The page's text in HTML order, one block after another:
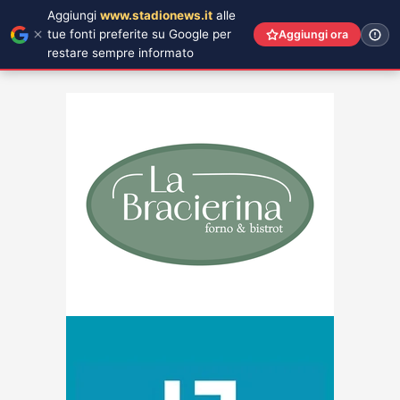
Aggiungi www.stadionews.it alle
tue fonti preferite su Google per
restare sempre informato
Aggiungi ora